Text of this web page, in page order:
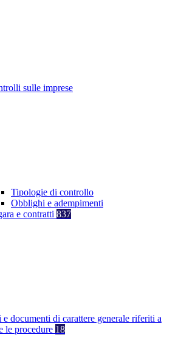
sulle imprese
Tipologie di controllo
Obblighi e adempimenti
e contratti 837
e documenti di carattere generale riferiti a
le procedure 18